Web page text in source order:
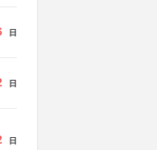
日
日
日